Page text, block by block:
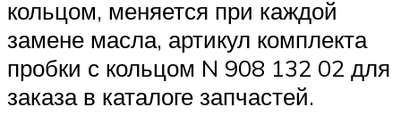
кольцом, меняется при каждой
замене масла, артикул комплекта
пробки с кольцом N ‎908 132 02 для
заказа в каталоге запчастей.